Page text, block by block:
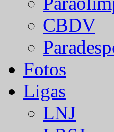
CBDV
Fotos
Ligas
LNJ